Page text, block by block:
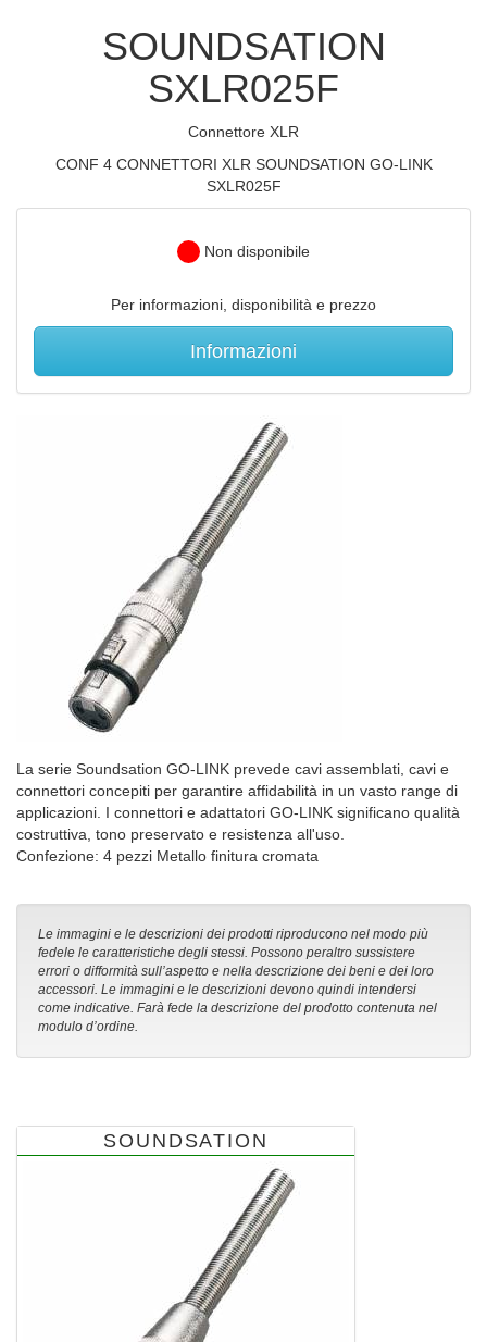
SOUNDSATION
SXLR025F
Connettore XLR
CONF 4 CONNETTORI XLR SOUNDSATION GO-LINK
SXLR025F
Non disponibile
Per informazioni, disponibilità e prezzo
Informazioni
La serie Soundsation GO-LINK prevede cavi assemblati, cavi e
connettori concepiti per garantire affidabilità in un vasto range di
applicazioni. I connettori e adattatori GO-LINK significano qualità
costruttiva, tono preservato e resistenza all'uso.
Confezione: 4 pezzi Metallo finitura cromata
Le immagini e le descrizioni dei prodotti riproducono nel modo più
fedele le caratteristiche degli stessi. Possono peraltro sussistere
errori o difformità sull’aspetto e nella descrizione dei beni e dei loro
accessori. Le immagini e le descrizioni devono quindi intendersi
come indicative. Farà fede la descrizione del prodotto contenuta nel
modulo d’ordine.
SOUNDSATION